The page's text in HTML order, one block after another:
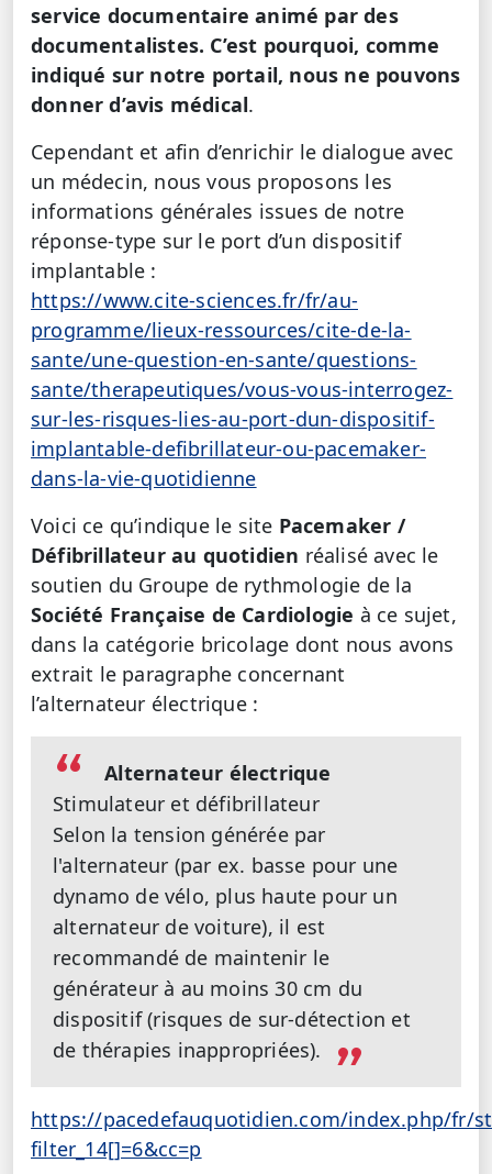
service documentaire animé par des
documentalistes. C’est pourquoi, comme
indiqué sur notre portail, nous ne pouvons
donner d’avis médical.
Cependant et afin d’enrichir le dialogue avec
un médecin, nous vous proposons les
informations générales issues de notre
réponse-type sur le port d’un dispositif
implantable :
https://www.cite-sciences.fr/fr/au-
programme/lieux-ressources/cite-de-la-
sante/une-question-en-sante/questions-
sante/therapeutiques/vous-vous-interrogez-
sur-les-risques-lies-au-port-dun-dispositif-
implantable-defibrillateur-ou-pacemaker-
dans-la-vie-quotidienne
Voici ce qu’indique le site Pacemaker /
Défibrillateur au quotidien réalisé avec le
soutien du Groupe de rythmologie de la
Société Française de Cardiologie à ce sujet,
dans la catégorie bricolage dont nous avons
extrait le paragraphe concernant
l’alternateur électrique :
Alternateur électrique
Stimulateur et défibrillateur
Selon la tension générée par
l'alternateur (par ex. basse pour une
dynamo de vélo, plus haute pour un
alternateur de voiture), il est
recommandé de maintenir le
générateur à au moins 30 cm du
dispositif (risques de sur-détection et
de thérapies inappropriées).
https://pacedefauquotidien.com/index.php/fr/
filter_14[]=6&cc=p